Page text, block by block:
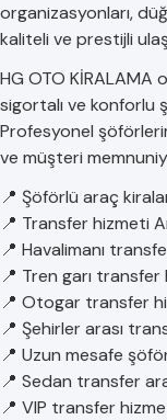
organizasyonları,
kaliteli ve prestijli
HG OTO KİRALAMA
sigortalı ve konforlu
Profesyonel
ve müşteri
📍 Şöförlü araç
📍 Transfer hizmeti
📍 Havalimanı
📍 Tren garı transfer
📍 Otogar transfer
📍 Şehirler arası
📍 Uzun mesafe
📍 Sedan transfer
📍 VIP transfer